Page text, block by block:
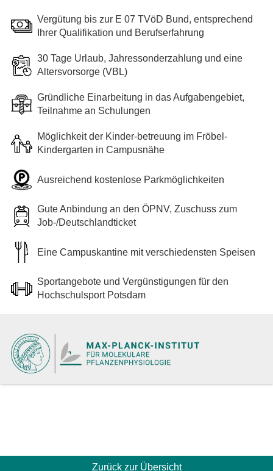
Vergütung bis zur E 07 TVöD Bund, entsprechend
Ihrer Qualifikation und Berufserfahrung
30 Tage Urlaub, Jahressonderzahlung und eine
Altersvorsorge (VBL)
Gründliche Einarbeitung in das Aufgabengebiet,
Teilnahme an Schulungen
Möglichkeit der Kinder-betreuung im Fröbel-
Kindergarten in Campusnähe
Ausreichend kostenlose Parkmöglichkeiten
Gute Anbindung an den ÖPNV, Zuschuss zum
Job-/Deutschlandticket
Eine Campuskantine mit verschiedensten Speisen
Sportangebote und Vergünstigungen für den
Hochschulsport Potsdam
Zurück zur Übersicht